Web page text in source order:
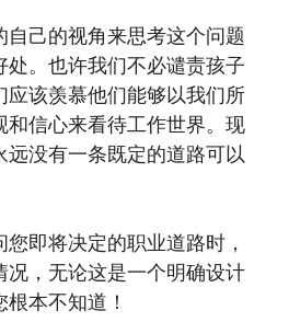
己的视角来思考这个问题
。也许我们不必谴责孩子
应该羡慕他们能够以我们所
和信心来看待工作世界。现
远没有一条既定的道路可以
即将决定的职业道路时，
况，无论这是一个明确设计
本不知道！